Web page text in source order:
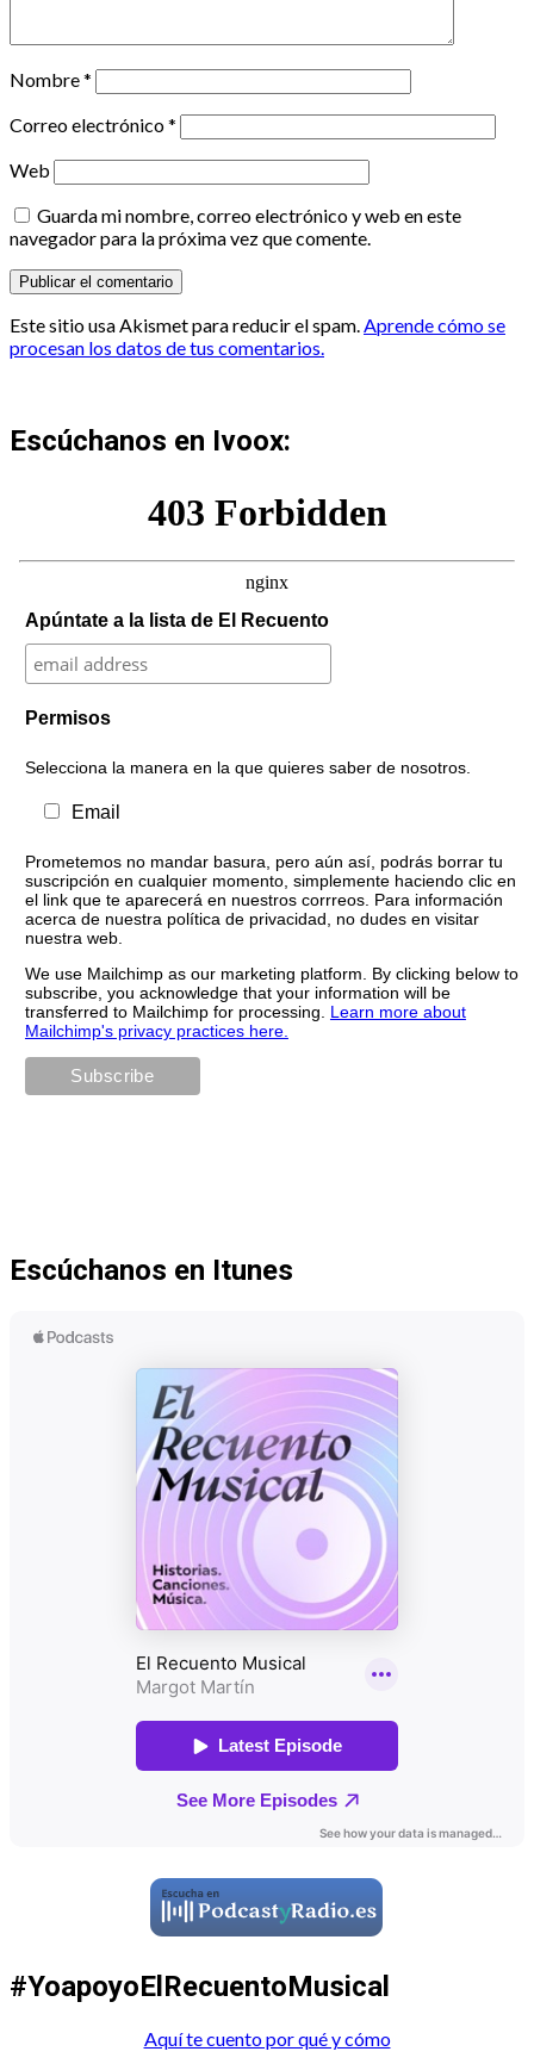
Nombre*
Correo electrónico*
Web
Guarda mi nombre, correo electrónico y web en este
navegador para la próxima vez que comente.
Este sitio usa Akismet para reducir el spam.Aprende cómo se
procesan los datos de tus comentarios.
Escúchanos en Ivoox:
Apúntate a la lista de El Recuento
Permisos
Selecciona la manera en la que quieres saber de nosotros.
Email
Prometemos no mandar basura, pero aún así, podrás borrar tu
suscripción en cualquier momento, simplemente haciendo clic en
el link que te aparecerá en nuestros corrreos. Para información
acerca de nuestra política de privacidad, no dudes en visitar
nuestra web.
We use Mailchimp as our marketing platform. By clicking below to
subscribe, you acknowledge that your information will be
transferred to Mailchimp for processing. Learn more about
Mailchimp's privacy practices here.
Escúchanos en Itunes
#YoapoyoElRecuentoMusical
Aquí te cuento por qué y cómo